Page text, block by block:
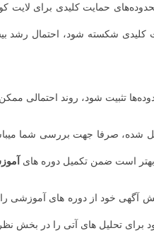
محدوده‌ها تثبیت شود، روند
شده، صرفا جهت بررسی شما
است ضمن تکمیل دوره های
آگهی خود از دوره های آموزشی
برای تحلیل های آتی را در بخش